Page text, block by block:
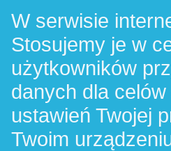
W serwisie
Stosujemy je w
użytkowników
danych dla
ustawień Twojej
Twoim